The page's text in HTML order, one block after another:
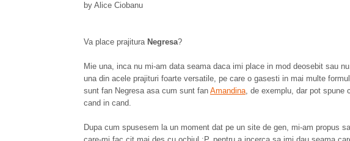
by Alice Ciobanu
Va place prajitura Negresa?
Mie una, inca nu mi-am data seama daca imi place in mod deosebit sau
una din acele prajituri foarte versatile, pe care o gasesti in mai multe
sunt fan Negresa asa cum sunt fan Amandina, de exemplu, dar pot spune
cand in cand.
Dupa cum spusesem la un moment dat pe un site de gen, mi-am propus